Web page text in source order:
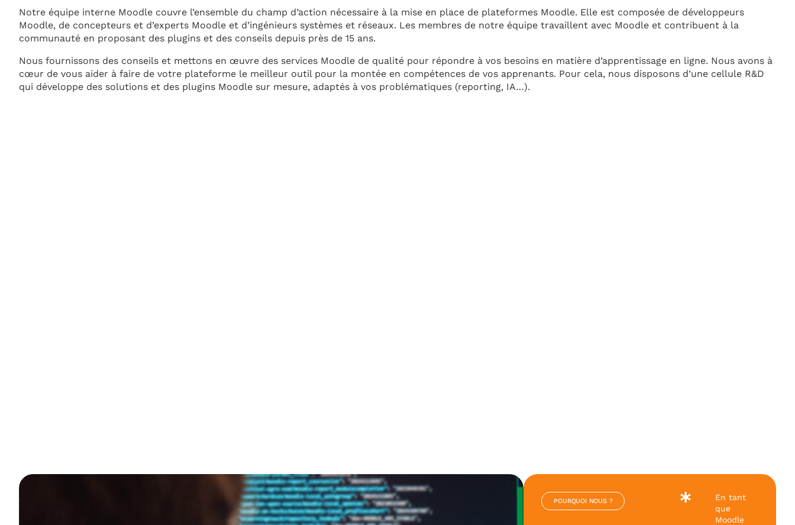
Notre équipe interne Moodle couvre l’ensemble du champ d’action nécessaire à la mise en place de plateformes Moodle. Elle est composée de développeurs
Moodle, de concepteurs et d’experts Moodle et d’ingénieurs systèmes et réseaux. Les membres de notre équipe travaillent avec Moodle et contribuent à la
communauté en proposant des plugins et des conseils depuis près de 15 ans.
Nous fournissons des conseils et mettons en œuvre des services Moodle de qualité pour répondre à vos besoins en matière d’apprentissage en ligne. Nous avons à
cœur de vous aider à faire de votre plateforme le meilleur outil pour la montée en compétences de vos apprenants. Pour cela, nous disposons d’une cellule R&D
qui développe des solutions et des plugins Moodle sur mesure, adaptés à vos problématiques (reporting, IA…).
POURQUOI NOUS ?
En tant
que
Moodle